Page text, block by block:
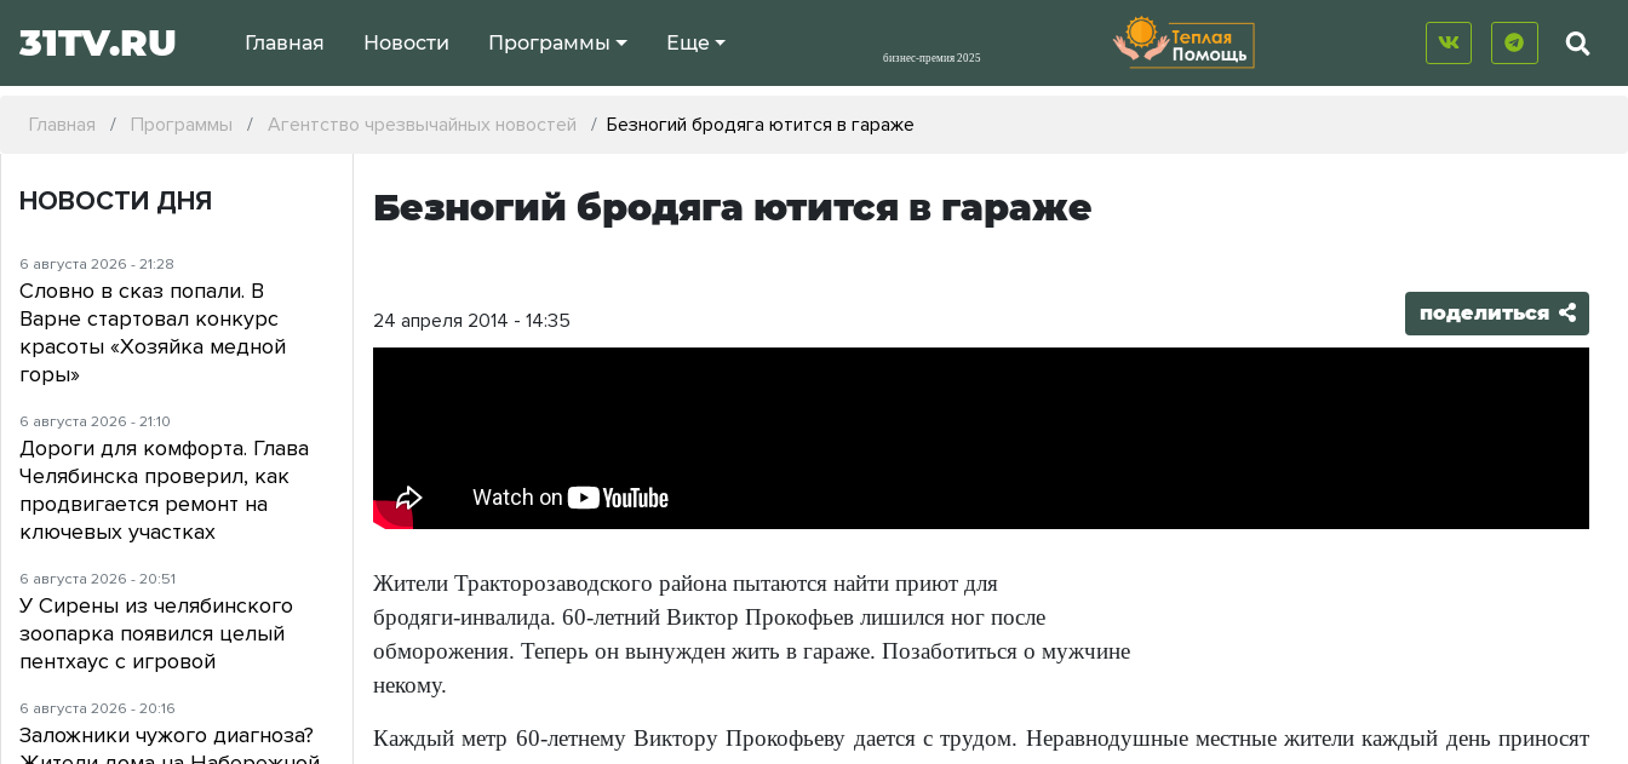
31TV.RU Главная Новости Программы Еще
Главная Программы Агентство чрезвычайных новостей Безногий бродяга ютится в гараже
Безногий бродяга ютится в гараже
24 апреля 2014 - 14:35 поделиться
Жители Тракторозаводского района пытаются найти приют для
бродяги-инвалида. 60-летний Виктор Прокофьев лишился ног после
обморожения. Теперь он вынужден жить в гараже. Позаботиться о мужчине
некому.
Каждый метр 60-летнему Виктору Прокофьеву дается с трудом. Неравнодушные местные жители каждый день приносят
НОВОСТИ ДНЯ
6 августа 2026 - 21:28
Словно в сказ попали. В
Варне стартовал конкурс
красоты «Хозяйка медной
горы»
6 августа 2026 - 21:10
Дороги для комфорта. Глава
Челябинска проверил, как
продвигается ремонт на
ключевых участках
6 августа 2026 - 20:51
У Сирены из челябинского
зоопарка появился целый
пентхаус с игровой
6 августа 2026 - 20:16
Заложники чужого диагноза?